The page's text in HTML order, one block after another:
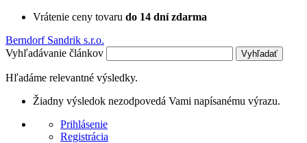
Vrátenie ceny tovaru do 14 dní zdarma
Berndorf Sandrik s.r.o.
Vyhľadávanie článkov
Vyhľadať
Hľadáme relevantné výsledky.
Žiadny výsledok nezodpovedá Vami napísanému výrazu.
Prihlásenie
Registrácia